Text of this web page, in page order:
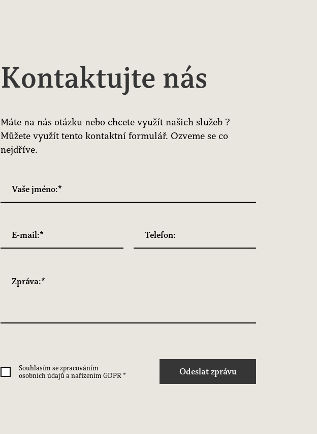
Kontaktujte nás
Máte na nás otázku nebo chcete využít našich služeb ?
Můžete využít tento kontaktní formulář. Ozveme se co
nejdříve.
Souhlasím se zpracováním
osobních údajů a nařízením GDPR* Odeslat zprávu